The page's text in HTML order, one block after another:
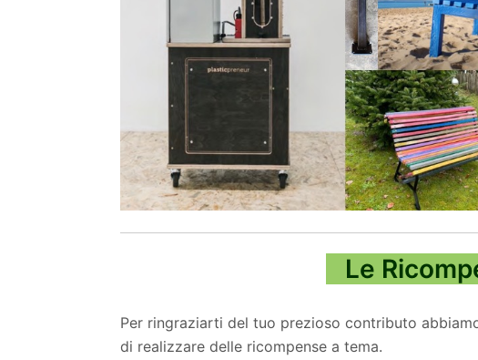
Le
Per ringraziarti del tuo prezioso contributo
di realizzare delle ricompense a tema.